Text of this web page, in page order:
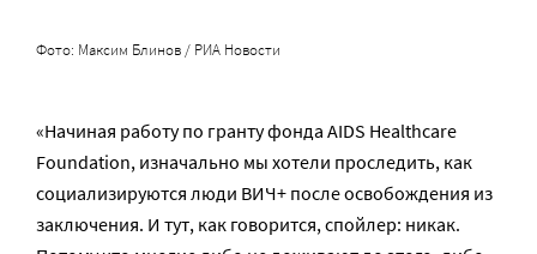
Фото: Максим Блинов / РИА Новости
«Начиная работу по гранту фонда AIDS Healthcare
Foundation, изначально мы хотели проследить, как
социализируются люди ВИЧ+ после освобождения из
заключения. И тут, как говорится, спойлер: никак.